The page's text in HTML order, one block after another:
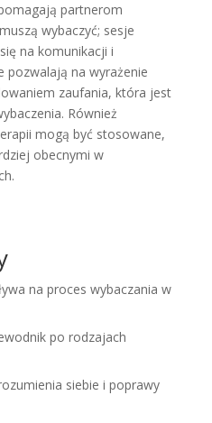
partnerom
wybaczyć; sesje
na komunikacji i
pozwalają na wyrażenie
zaufania, która jest
Również
mogą być stosowane,
obecnymi w
na proces wybaczania w
po rodzajach
siebie i poprawy